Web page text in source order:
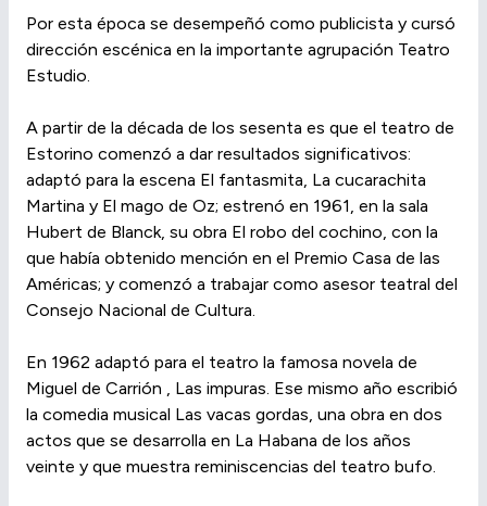
Por esta época se desempeñó como publicista y cursó
dirección escénica en la importante agrupación Teatro
Estudio.
A partir de la década de los sesenta es que el teatro de
Estorino comenzó a dar resultados significativos:
adaptó para la escena El fantasmita, La cucarachita
Martina y El mago de Oz; estrenó en 1961, en la sala
Hubert de Blanck, su obra El robo del cochino, con la
que había obtenido mención en el Premio Casa de las
Américas; y comenzó a trabajar como asesor teatral del
Consejo Nacional de Cultura.
En 1962 adaptó para el teatro la famosa novela de
Miguel de Carrión , Las impuras. Ese mismo año escribió
la comedia musical Las vacas gordas, una obra en dos
actos que se desarrolla en La Habana de los años
veinte y que muestra reminiscencias del teatro bufo.